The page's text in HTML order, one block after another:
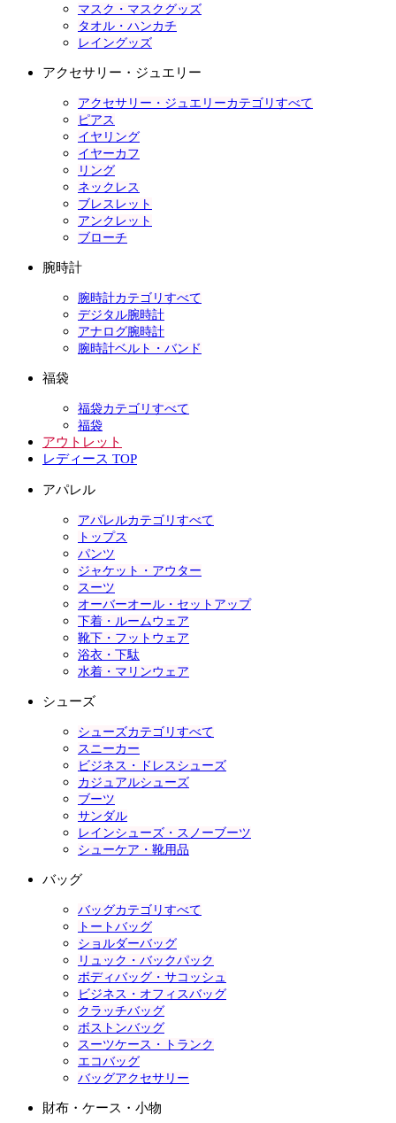
マスク・マスクグッズ
タオル・ハンカチ
レイングッズ
アクセサリー・ジュエリー
アクセサリー・ジュエリーカテゴリすべて
ピアス
イヤリング
イヤーカフ
リング
ネックレス
ブレスレット
アンクレット
ブローチ
腕時計
腕時計カテゴリすべて
デジタル腕時計
アナログ腕時計
腕時計ベルト・バンド
福袋
福袋カテゴリすべて
福袋
アウトレット
レディース TOP
アパレル
アパレルカテゴリすべて
トップス
パンツ
ジャケット・アウター
スーツ
オーバーオール・セットアップ
下着・ルームウェア
靴下・フットウェア
浴衣・下駄
水着・マリンウェア
シューズ
シューズカテゴリすべて
スニーカー
ビジネス・ドレスシューズ
カジュアルシューズ
ブーツ
サンダル
レインシューズ・スノーブーツ
シューケア・靴用品
バッグ
バッグカテゴリすべて
トートバッグ
ショルダーバッグ
リュック・バックパック
ボディバッグ・サコッシュ
ビジネス・オフィスバッグ
クラッチバッグ
ボストンバッグ
スーツケース・トランク
エコバッグ
バッグアクセサリー
財布・ケース・小物